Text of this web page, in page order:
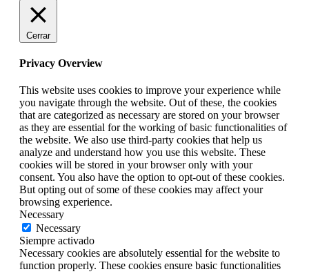
Cerrar
Privacy Overview
This website uses cookies to improve your experience while
you navigate through the website. Out of these, the cookies
that are categorized as necessary are stored on your browser
as they are essential for the working of basic functionalities of
the website. We also use third-party cookies that help us
analyze and understand how you use this website. These
cookies will be stored in your browser only with your
consent. You also have the option to opt-out of these cookies.
But opting out of some of these cookies may affect your
browsing experience.
Necessary
Necessary
Siempre activado
Necessary cookies are absolutely essential for the website to
function properly. These cookies ensure basic functionalities